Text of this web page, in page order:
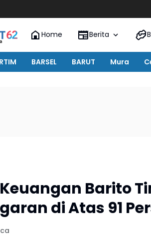
Home Berita
BARSEL BARUT Mura
Barito
di Atas 91